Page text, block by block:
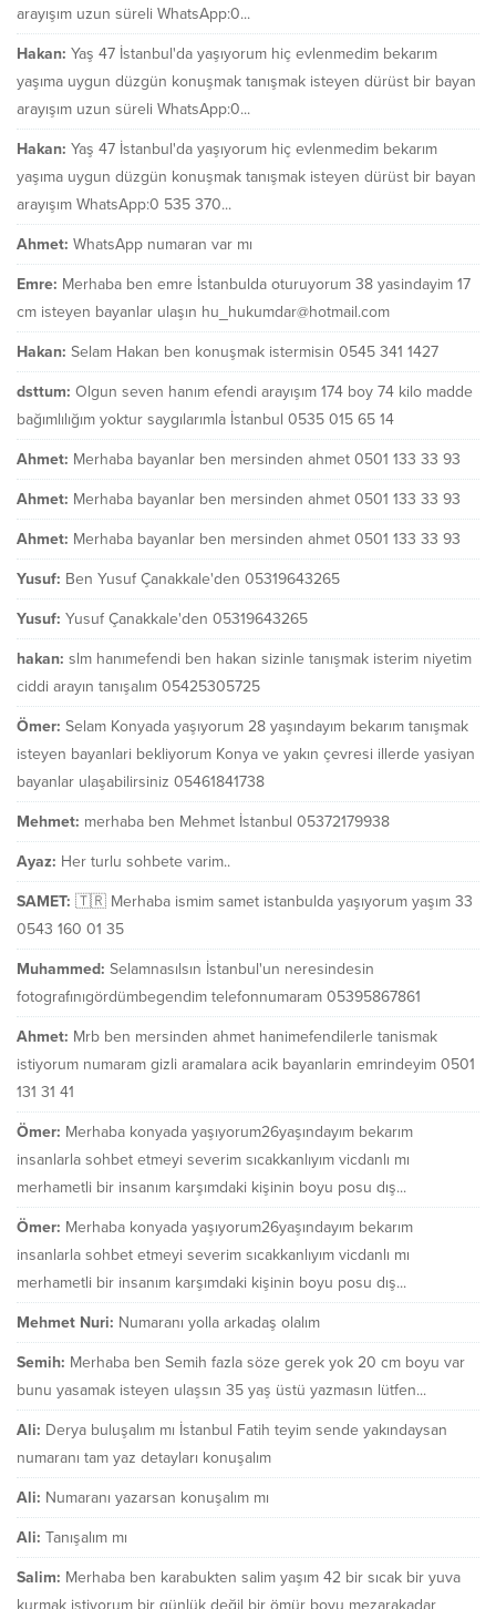
arayışım uzun süreli WhatsApp:0...
Hakan: Yaş 47 İstanbul'da yaşıyorum hiç evlenmedim bekarım
yaşıma uygun düzgün konuşmak tanışmak isteyen dürüst bir bayan
arayışım uzun süreli WhatsApp:0...
Hakan: Yaş 47 İstanbul'da yaşıyorum hiç evlenmedim bekarım
yaşıma uygun düzgün konuşmak tanışmak isteyen dürüst bir bayan
arayışım WhatsApp:0 535 370...
Ahmet: WhatsApp numaran var mı
Emre: Merhaba ben emre İstanbulda oturuyorum 38 yasindayim 17
cm isteyen bayanlar ulaşın hu_hukumdar@hotmail.com
Hakan: Selam Hakan ben konuşmak istermisin 0545 341 1427
dsttum: Olgun seven hanım efendi arayışım 174 boy 74 kilo madde
bağımlılığım yoktur saygılarımla İstanbul 0535 015 65 14
Ahmet: Merhaba bayanlar ben mersinden ahmet 0501 133 33 93
Ahmet: Merhaba bayanlar ben mersinden ahmet 0501 133 33 93
Ahmet: Merhaba bayanlar ben mersinden ahmet 0501 133 33 93
Yusuf: Ben Yusuf Çanakkale'den 05319643265
Yusuf: Yusuf Çanakkale'den 05319643265
hakan: slm hanımefendi ben hakan sizinle tanışmak isterim niyetim
ciddi arayın tanışalım 05425305725
Ömer: Selam Konyada yaşıyorum 28 yaşındayım bekarım tanışmak
isteyen bayanlari bekliyorum Konya ve yakın çevresi illerde yasiyan
bayanlar ulaşabilirsiniz 05461841738
Mehmet: merhaba ben Mehmet İstanbul 05372179938
Ayaz: Her turlu sohbete varim..
SAMET: 🇹🇷 Merhaba ismim samet istanbulda yaşıyorum yaşım 33
0543 160 01 35
Muhammed: Selamnasılsın İstanbul'un neresindesin
fotografınıgördümbegendim telefonnumaram 05395867861
Ahmet: Mrb ben mersinden ahmet hanimefendilerle tanismak
istiyorum numaram gizli aramalara acik bayanlarin emrindeyim 0501
131 31 41
Ömer: Merhaba konyada yaşıyorum26yaşındayım bekarım
insanlarla sohbet etmeyi severim sıcakkanlıyım vicdanlı mı
merhametli bir insanım karşımdaki kişinin boyu posu dış...
Ömer: Merhaba konyada yaşıyorum26yaşındayım bekarım
insanlarla sohbet etmeyi severim sıcakkanlıyım vicdanlı mı
merhametli bir insanım karşımdaki kişinin boyu posu dış...
Mehmet Nuri: Numaranı yolla arkadaş olalım
Semih: Merhaba ben Semih fazla söze gerek yok 20 cm boyu var
bunu yasamak isteyen ulaşsın 35 yaş üstü yazmasın lütfen...
Ali: Derya buluşalım mı İstanbul Fatih teyim sende yakındaysan
numaranı tam yaz detayları konuşalım
Ali: Numaranı yazarsan konuşalım mı
Ali: Tanışalım mı
Salim: Merhaba ben karabukten salim yaşım 42 bir sıcak bir yuva
kurmak istiyorum bir günlük değil bir ömür boyu mezarakadar